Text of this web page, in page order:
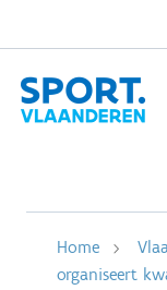
Home
organiseert